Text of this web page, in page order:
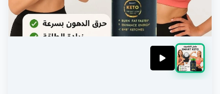
إضافة إعلان